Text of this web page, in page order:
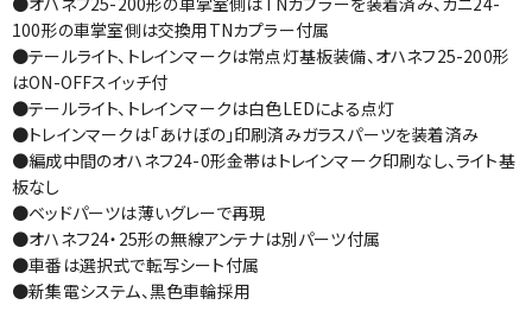
100形の車掌室側は交換用TNカプラー付属
●テールライト、トレインマークは常点灯基板装備、オハネフ25-200形
はON-OFFスイッチ付
●テールライト、トレインマークは白色LEDによる点灯
●トレインマークは「あけぼの」印刷済みガラスパーツを装着済み
●編成中間のオハネフ24-0形金帯はトレインマーク印刷なし、ライト基
板なし
●ベッドパーツは薄いグレーで再現
●オハネフ24・25形の無線アンテナは別パーツ付属
●車番は選択式で転写シート付属
●新集電システム、黒色車輪採用